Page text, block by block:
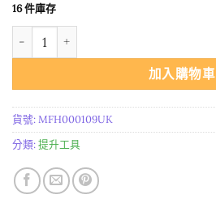
16 件庫存
进口行星五芒星咒语吊坠 數量
加入購物車
貨號:MFH000109UK
分類:提升工具